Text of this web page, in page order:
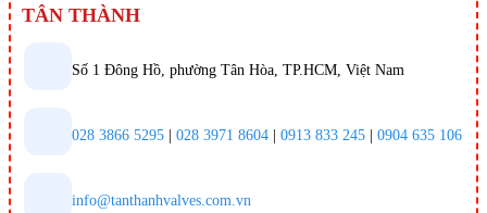
TÂN THÀNH
Số 1 Đông Hồ, phường Tân Hòa, TP.HCM, Việt Nam
028 3866 5295 028 3971 8604 0913 833 245 0904 635 106
info@tanthanhvalves.com.vn